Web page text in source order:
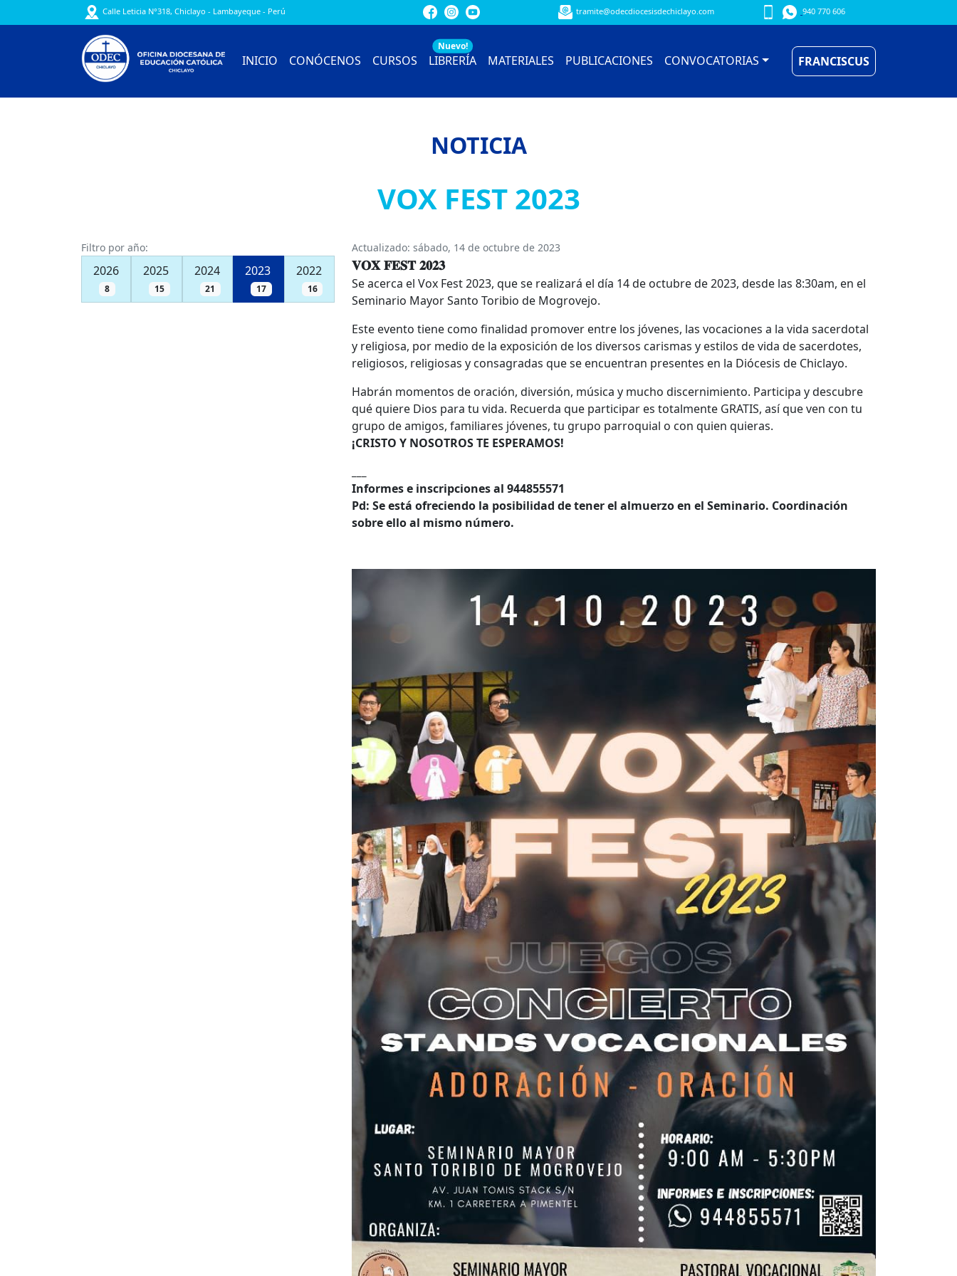
Calle Leticia N°318, Chiclayo - Lambayeque - Perú tramite@odecdiocesisdechiclayo.com 940 770 606
INICIO CONÓCENOS CURSOS LIBRERÍA
Nuevo!
MATERIALES PUBLICACIONES CONVOCATORIAS FRANCISCUS
NOTICIA
VOX FEST 2023
Filtro por año:
2026
8
2025
15
2024
21
2023
17
2022
16
Actualizado: sábado, 14 de octubre de 2023
𝐕𝐎𝐗 𝐅𝐄𝐒𝐓 𝟐𝟎𝟐𝟑
Se acerca el Vox Fest 2023, que se realizará el día 14 de octubre de 2023, desde las 8:30am, en el
Seminario Mayor Santo Toribio de Mogrovejo.
Este evento tiene como finalidad promover entre los jóvenes, las vocaciones a la vida sacerdotal
y religiosa, por medio de la exposición de los diversos carismas y estilos de vida de sacerdotes,
religiosos, religiosas y consagradas que se encuentran presentes en la Diócesis de Chiclayo.
Habrán momentos de oración, diversión, música y mucho discernimiento. Participa y descubre
qué quiere Dios para tu vida. Recuerda que participar es totalmente GRATIS, así que ven con tu
grupo de amigos, familiares jóvenes, tu grupo parroquial o con quien quieras.
¡CRISTO Y NOSOTROS TE ESPERAMOS!
Informes e inscripciones al 944855571
Pd: Se está ofreciendo la posibilidad de tener el almuerzo en el Seminario. Coordinación
sobre ello al mismo número.